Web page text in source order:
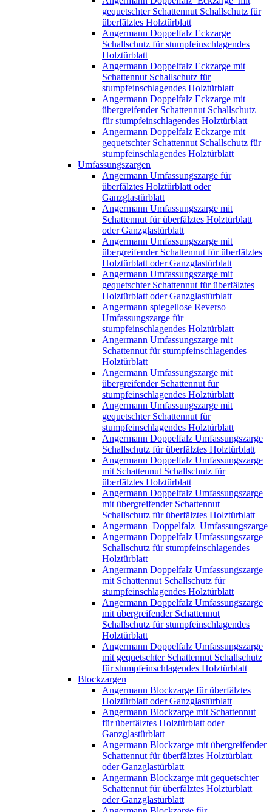
gequetschter Schattennut Schallschutz für
überfälztes Holztürblatt
Angermann Doppelfalz Eckzarge
Schallschutz für stumpfeinschlagendes
Holztürblatt
Angermann Doppelfalz Eckzarge mit
Schattennut Schallschutz für
stumpfeinschlagendes Holztürblatt
Angermann Doppelfalz Eckzarge mit
übergreifender Schattennut Schallschutz
für stumpfeinschlagendes Holztürblatt
Angermann Doppelfalz Eckzarge mit
gequetschter Schattennut Schallschutz für
stumpfeinschlagendes Holztürblatt
Umfassungszargen
Angermann Umfassungszarge für
überfälztes Holztürblatt oder
Ganzglastürblatt
Angermann Umfassungszarge mit
Schattennut für überfälztes Holztürblatt
oder Ganzglastürblatt
Angermann Umfassungszarge mit
übergreifender Schattennut für überfälztes
Holztürblatt oder Ganzglastürblatt
Angermann Umfassungszarge mit
gequetschter Schattennut für überfälztes
Holztürblatt oder Ganzglastürblatt
Angermann spiegellose Reverso
Umfassungszarge für
stumpfeinschlagendes Holztürblatt
Angermann Umfassungszarge mit
Schattennut für stumpfeinschlagendes
Holztürblatt
Angermann Umfassungszarge mit
übergreifender Schattennut für
stumpfeinschlagendes Holztürblatt
Angermann Umfassungszarge mit
gequetschter Schattennut für
stumpfeinschlagendes Holztürblatt
Angermann Doppelfalz Umfassungszarge
Schallschutz für überfälztes Holztürblatt
Angermann Doppelfalz Umfassungszarge
mit Schattennut Schallschutz für
überfälztes Holztürblatt
Angermann Doppelfalz Umfassungszarge
mit übergreifender Schattennut
Schallschutz für überfälztes Holztürblatt
Angermann Doppelfalz Umfassungszarge
Schallschutz für stumpfeinschlagendes
Holztürblatt
Angermann Doppelfalz Umfassungszarge
mit Schattennut Schallschutz für
stumpfeinschlagendes Holztürblatt
Angermann Doppelfalz Umfassungszarge
mit übergreifender Schattennut
Schallschutz für stumpfeinschlagendes
Holztürblatt
Angermann Doppelfalz Umfassungszarge
mit gequetschter Schattennut Schallschutz
für stumpfeinschlagendes Holztürblatt
Blockzargen
Angermann Blockzarge für überfälztes
Holztürblatt oder Ganzglastürblatt
Angermann Blockzarge mit Schattennut
für überfälztes Holztürblatt oder
Ganzglastürblatt
Angermann Blockzarge mit übergreifender
Schattennut für überfälztes Holztürblatt
oder Ganzglastürblatt
Angermann Blockzarge mit gequetschter
Schattennut für überfälztes Holztürblatt
oder Ganzglastürblatt